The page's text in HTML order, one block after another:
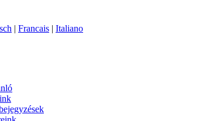
| Francais | Italiano